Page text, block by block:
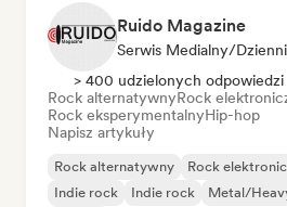
Ruido Magazine
Serwis Medialny/
> 400 udzielonych odpowiedzi
Rock alternatywnyRock
Rock eksperymentalnyHip-hop
Napisz artykuły
Rock alternatywny Rock
Indie rock
Indie rock Metal/